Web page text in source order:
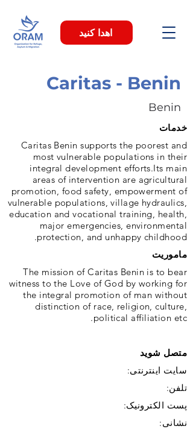
اهدا کنید
Caritas - Benin
Benin
خدمات
Caritas Benin supports the poorest and
most vulnerable populations in their
integral development efforts.Its main
areas of intervention are agricultural
promotion, food safety, empowerment of
vulnerable populations, village hydraulics,
education and vocational training, health,
major emergencies, environmental
protection, and unhappy childhood.
ماموریت
The mission of Caritas Benin is to bear
witness to the Love of God by working for
the integral promotion of man without
distinction of race, religion, culture,
political affiliation etc.
متصل شوید
سایت اینترنتی:
تلفن:
پست الکترونیک:
نشانی: